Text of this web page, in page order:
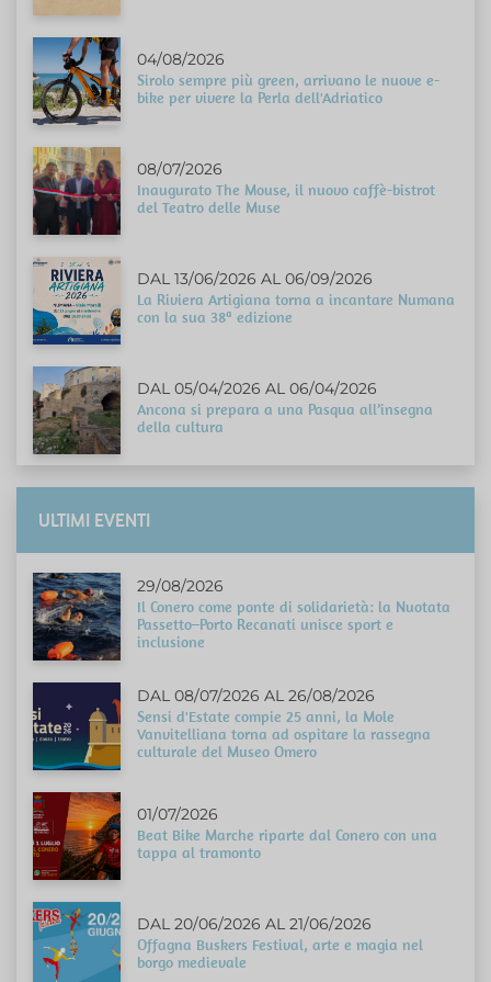
04/08/2026
Sirolo sempre più green, arrivano le nuove e-
bike per vivere la Perla dell'Adriatico
08/07/2026
Inaugurato The Mouse, il nuovo caffè-bistrot
del Teatro delle Muse
DAL 13/06/2026 AL 06/09/2026
La Riviera Artigiana torna a incantare Numana
con la sua 38ª edizione
DAL 05/04/2026 AL 06/04/2026
Ancona si prepara a una Pasqua all’insegna
della cultura
ULTIMI EVENTI
29/08/2026
Il Conero come ponte di solidarietà: la Nuotata
Passetto–Porto Recanati unisce sport e
inclusione
DAL 08/07/2026 AL 26/08/2026
Sensi d'Estate compie 25 anni, la Mole
Vanvitelliana torna ad ospitare la rassegna
culturale del Museo Omero
01/07/2026
Beat Bike Marche riparte dal Conero con una
tappa al tramonto
DAL 20/06/2026 AL 21/06/2026
Offagna Buskers Festival, arte e magia nel
borgo medievale